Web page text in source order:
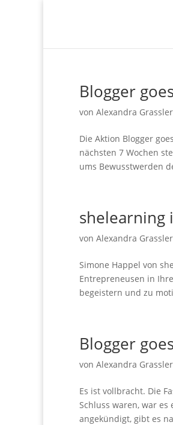
Blogger
von Alexandra Grassler
Die Aktion Blogger
nächsten 7 Wochen
ums Bewusstwerden
shelearning
von Alexandra Grassler
Simone Happel von
Entrepreneusen in
begeistern und zu
Blogger
von Alexandra Grassler
Es ist vollbracht. Die
Schluss waren, war
angekündigt, gibt es